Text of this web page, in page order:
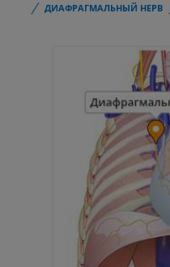
ДИАФРАГМАЛЬНЫЙ НЕРВ